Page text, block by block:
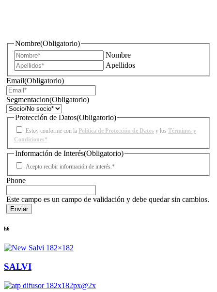
Nombre(Obligatorio)
Nombre
Apellidos
Email(Obligatorio)
Segmentacion(Obligatorio)
Protección de Datos(Obligatorio)
Estoy conforme con la Política de Protección de Datos y los Términos y
Condiciones*
Información de Interés(Obligatorio)
Acepto recibir información de interés.*
Phone
Este campo es un campo de validación y debe quedar sin cambios.
h6
SALVI